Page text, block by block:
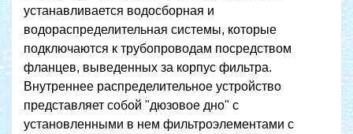
устанавливается водосборная и
водораспределительная системы, которые
подключаются к трубопроводам посредством
фланцев, выведенных за корпус фильтра.
Внутреннее распределительное устройство
представляет собой "дюзовое дно" с
установленными в нем фильтроэлементами с